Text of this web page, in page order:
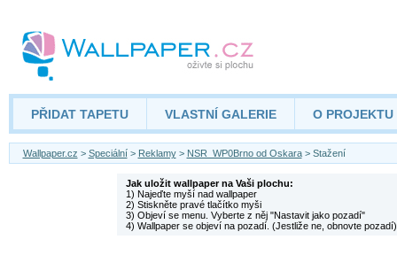
PŘIDAT TAPETU VLASTNÍ GALERIE O PROJEKTU
Wallpaper.cz > Speciální> Reklamy> NSR_WP0Brno od Oskara> Stažení
Jak uložit wallpaper na Vaši plochu:
1) Najeďte myší nad wallpaper
2) Stiskněte pravé tlačítko myši
3) Objeví se menu. Vyberte z něj "Nastavit jako pozadí"
4) Wallpaper se objeví na pozadí. (Jestliže ne, obnovte pozadí)